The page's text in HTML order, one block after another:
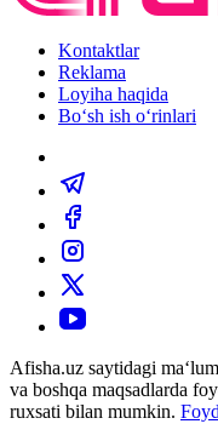
Kontaktlar
Reklama
Loyiha haqida
Bo‘sh ish o‘rinlari
Afisha.uz saytidagi
va boshqa maqsadlarda
ruxsati bilan mumkin.